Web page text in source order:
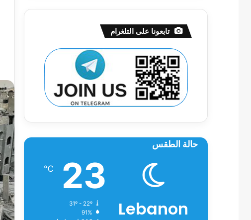
تابعونا على التلغرام
حالة الطقس
Lebanon
23
℃
31º - 22º
91%